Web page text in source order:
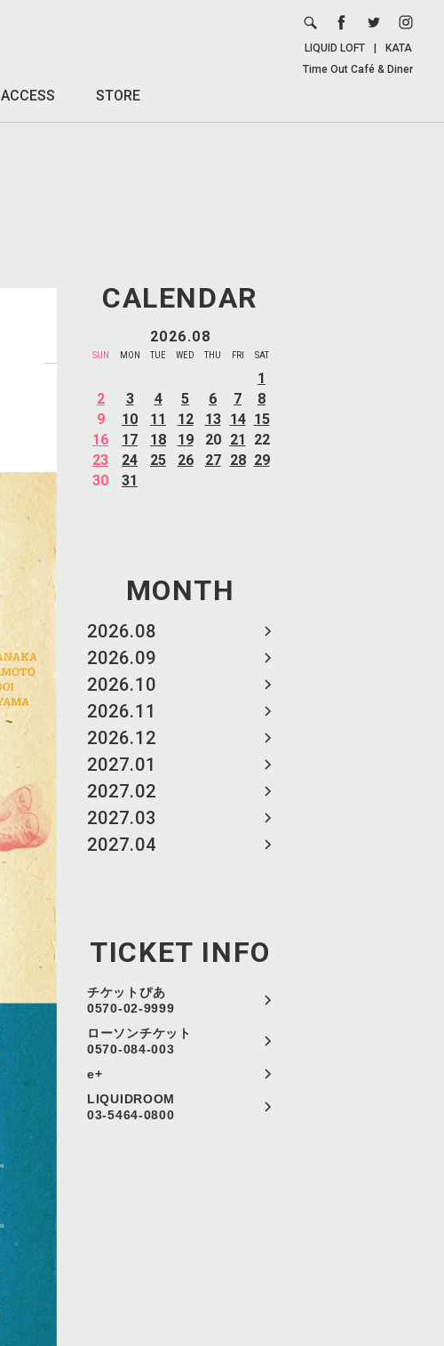
ACCESS STORE
LIQUID LOFT
KATA
Time Out Café & Diner
CALENDAR
2026.08
SUN MON TUE WED THU FRI SAT
1
2
3 4 5 6 7
8
9
10 11 12 13 14 15
16
17 18 19 20 21
22
23
24 25 26 27 28 29
30
31
MONTH
2026.08
2026.09
2026.10
2026.11
2026.12
2027.01
2027.02
2027.03
2027.04
TICKET INFO
チケットぴあ
0570-02-9999
ローソンチケット
0570-084-003
e+
LIQUIDROOM
03-5464-0800